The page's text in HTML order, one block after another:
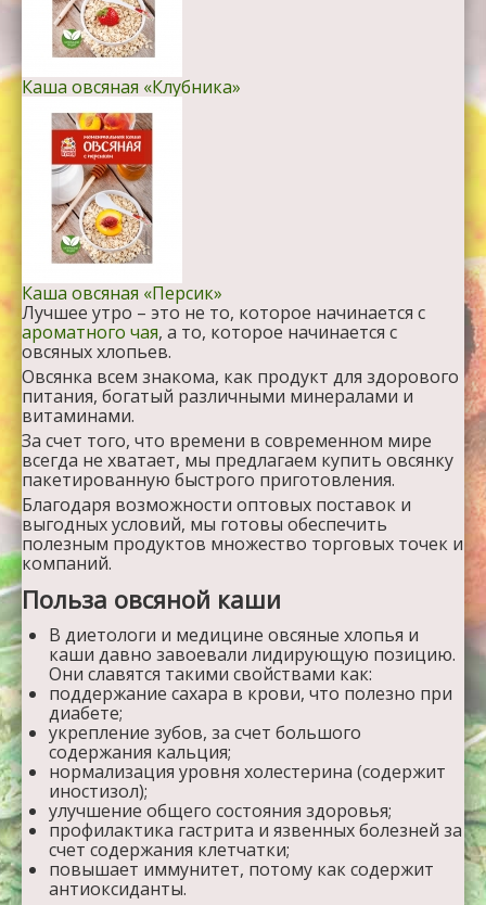
Каша овсяная «Клубника»
Каша овсяная «Персик»
Лучшее утро – это не то, которое начинается с
ароматного чая, а то, которое начинается с
овсяных хлопьев.
Овсянка всем знакома, как продукт для здорового
питания, богатый различными минералами и
витаминами.
За счет того, что времени в современном мире
всегда не хватает, мы предлагаем купить овсянку
пакетированную быстрого приготовления.
Благодаря возможности оптовых поставок и
выгодных условий, мы готовы обеспечить
полезным продуктов множество торговых точек и
компаний.
Польза овсяной каши
В диетологи и медицине овсяные хлопья и
каши давно завоевали лидирующую позицию.
Они славятся такими свойствами как:
поддержание сахара в крови, что полезно при
диабете;
укрепление зубов, за счет большого
содержания кальция;
нормализация уровня холестерина (содержит
иностизол);
улучшение общего состояния здоровья;
профилактика гастрита и язвенных болезней за
счет содержания клетчатки;
повышает иммунитет, потому как содержит
антиоксиданты.